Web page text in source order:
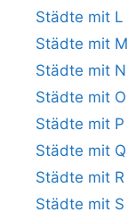
Städte mit L
Städte mit M
Städte mit N
Städte mit O
Städte mit P
Städte mit Q
Städte mit R
Städte mit S